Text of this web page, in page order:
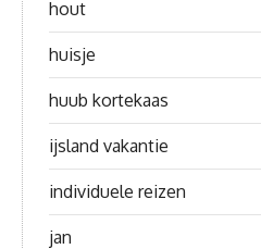
hout
huisje
huub kortekaas
ijsland vakantie
individuele reizen
jan